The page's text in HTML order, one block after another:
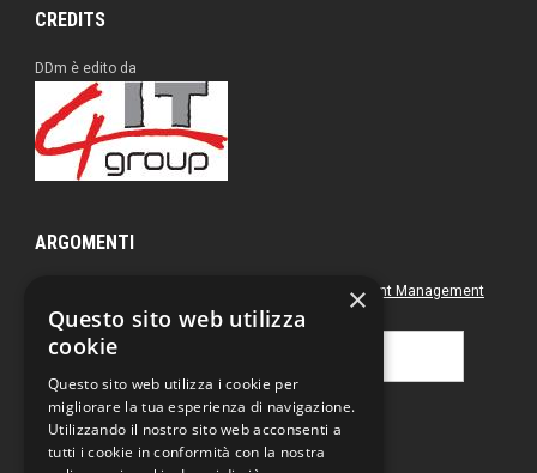
CREDITS
DDm è edito da
ARGOMENTI
Document Management
Green Postal & Mail Printing
Ricerca
×
Questo sito web utilizza
cookie
Questo sito web utilizza i cookie per
migliorare la tua esperienza di navigazione.
Utilizzando il nostro sito web acconsenti a
tutti i cookie in conformità con la nostra